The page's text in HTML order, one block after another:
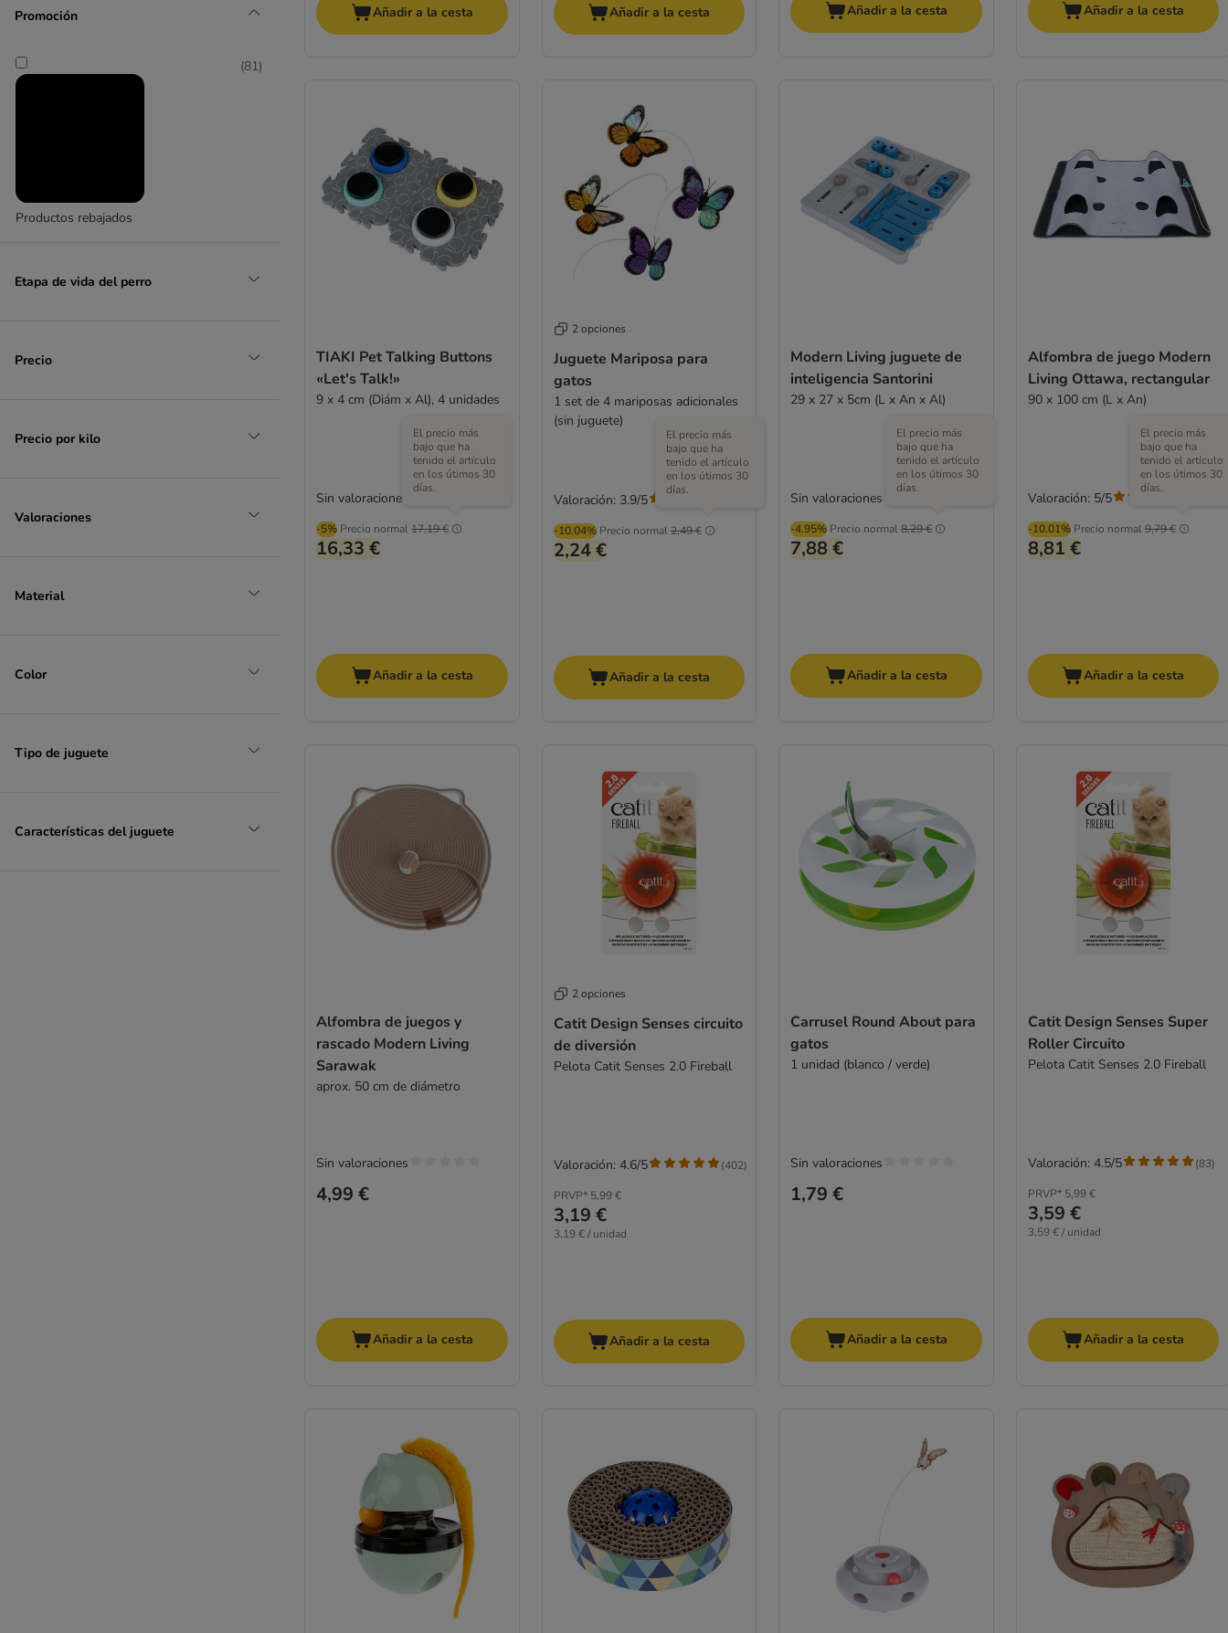
Promoción
Productos rebajados
(81)
Etapa de vida del perro
Precio
Precio por kilo
Valoraciones
Material
Color
Tipo de juguete
Características del juguete
Añadir a la cesta Añadir a la cesta Añadir a la cesta Añadir a la cesta
TIAKI Pet Talking Buttons
«Let's Talk!»
9 x 4 cm (Diám x Al), 4 unidades
-5% Precio normal17,19 €
El precio más
bajo que ha
tenido el artículo
en los útimos 30
días.
16,33 €
Sin valoraciones
Añadir a la cesta
2 opciones
Juguete Mariposa para
gatos
1 set de 4 mariposas adicionales
(sin juguete)
-10.04% Precio normal2,49 €
El precio más
bajo que ha
tenido el artículo
en los útimos 30
días.
2,24 €
Valoración: 3.9/5
Añadir a la cesta
Modern Living juguete de
inteligencia Santorini
29 x 27 x 5cm (L x An x Al)
-4.95% Precio normal8,29 €
El precio más
bajo que ha
tenido el artículo
en los útimos 30
días.
7,88 €
Sin valoraciones
Añadir a la cesta
Alfombra de juego Modern
Living Ottawa, rectangular
90 x 100 cm (L x An)
-10.01% Precio normal9,79 €
El precio más
bajo que ha
tenido el artículo
en los útimos 30
días.
8,81 €
Valoración: 5/5
Añadir a la cesta
Alfombra de juegos y
rascado Modern Living
Sarawak
aprox. 50 cm de diámetro
4,99 €
Sin valoraciones
Añadir a la cesta
2 opciones
Catit Design Senses circuito
de diversión
Pelota Catit Senses 2.0 Fireball
PRVP* 5,99 €
3,19 €
3,19 € / unidad
Valoración: 4.6/5 (402)
Añadir a la cesta
Carrusel Round About para
gatos
1 unidad (blanco / verde)
1,79 €
Sin valoraciones
Añadir a la cesta
Catit Design Senses Super
Roller Circuito
Pelota Catit Senses 2.0 Fireball
PRVP* 5,99 €
3,59 €
3,59 € / unidad
Valoración: 4.5/5 (83)
Añadir a la cesta